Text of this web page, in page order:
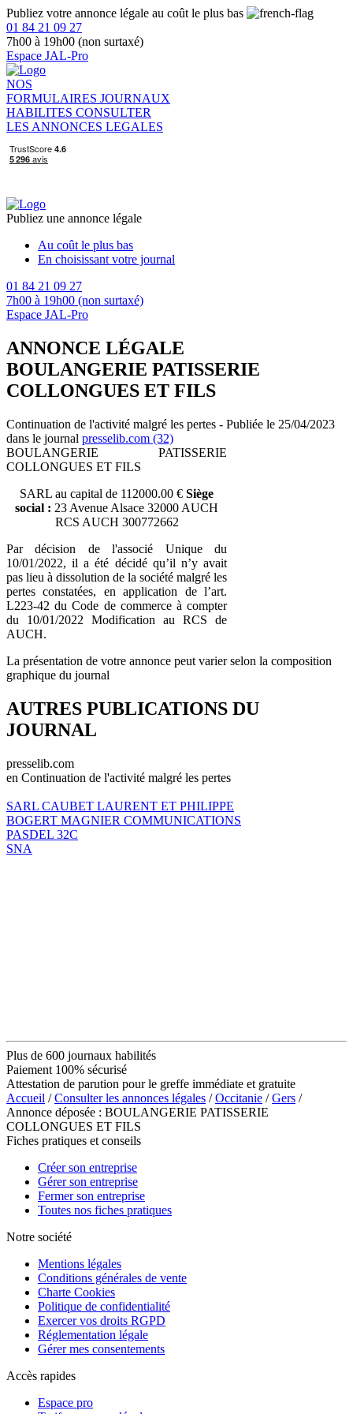
Publiez votre annonce légale au coût le plus bas
01 84 21 09 27
7h00 à 19h00 (non surtaxé)
Espace JAL-Pro
NOS
FORMULAIRES JOURNAUX
HABILITES CONSULTER
LES ANNONCES LEGALES
Publiez une annonce légale
Au coût le plus bas
En choisissant votre journal
01 84 21 09 27
7h00 à 19h00 (non surtaxé)
Espace JAL-Pro
ANNONCE LÉGALE
BOULANGERIE PATISSERIE
COLLONGUES ET FILS
Continuation de l'activité malgré les pertes - Publiée le 25/04/2023
dans le journal presselib.com (32)
BOULANGERIE PATISSERIE
COLLONGUES ET FILS
SARL au capital de 112000.00 € Siège
social : 23 Avenue Alsace 32000 AUCH
RCS AUCH 300772662
Par décision de l'associé Unique du
10/01/2022, il a été décidé qu’il n’y avait
pas lieu à dissolution de la société malgré les
pertes constatées, en application de l’art.
L223-42 du Code de commerce à compter
du 10/01/2022 Modification au RCS de
AUCH.
La présentation de votre annonce peut varier selon la composition
graphique du journal
AUTRES PUBLICATIONS DU
JOURNAL
presselib.com
en Continuation de l'activité malgré les pertes
SARL CAUBET LAURENT ET PHILIPPE
BOGERT MAGNIER COMMUNICATIONS
PASDEL 32C
SNA
Plus de 600 journaux habilités
Paiement 100% sécurisé
Attestation de parution pour le greffe immédiate et gratuite
Accueil /Consulter les annonces légales /Occitanie /Gers /
Annonce déposée : BOULANGERIE PATISSERIE
COLLONGUES ET FILS
Fiches pratiques et conseils
Créer son entreprise
Gérer son entreprise
Fermer son entreprise
Toutes nos fiches pratiques
Notre société
Mentions légales
Conditions générales de vente
Charte Cookies
Politique de confidentialité
Exercer vos droits RGPD
Réglementation légale
Gérer mes consentements
Accès rapides
Espace pro